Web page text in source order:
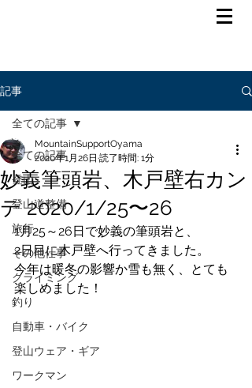
記事
全ての記事
登山
登山道整備
旅行
その他仕事
クライミング
釣り
自動車・バイク
登山ウェア・ギア
ワークマン
全ての記事
妙義筆頭岩、木戸壁右カン
テ 2020/1/25〜26
MountainSupportOyama
2020年1月26日 読了時間: 1分
1月25～26日で妙義の筆頭岩と、
2日目に木戸壁へ行ってきました。
今年は暖冬の影響か雪も無く、とても
楽しめました！